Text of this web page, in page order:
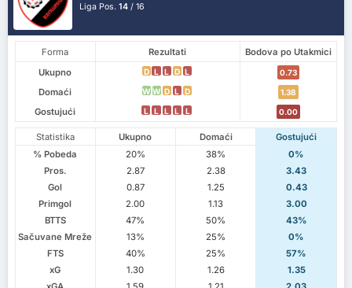
Liga Pos.14 / 16
Forma Rezultati
Bodova po Utakmici
Ukupno
D L L D L 0.73
Domaći W W D L D 1.38
Gostujući L L L L L 0.00
Statistika Ukupno Domaći
Gostujući
% Pobeda
20% 38%
0%
Pros.
2.87 2.38
3.43
Gol
0.87 1.25
0.43
Primgol
2.00 1.13
3.00
BTTS
47% 50%
43%
Sačuvane Mreže
13% 25%
0%
FTS
40% 25%
57%
xG
1.30 1.26
1.35